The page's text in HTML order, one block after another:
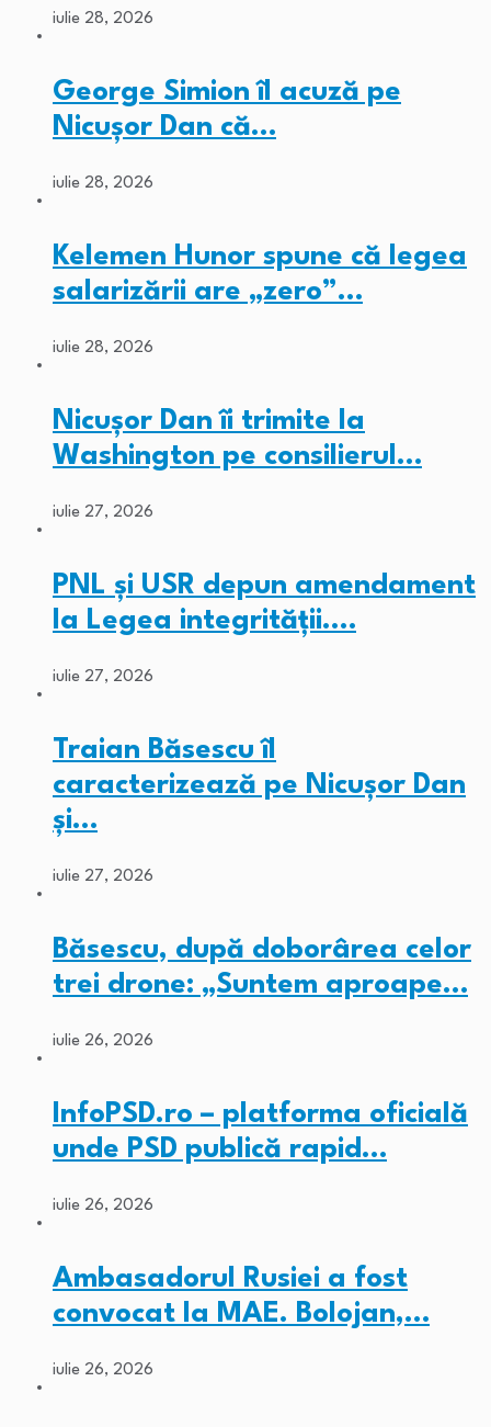
iulie 28, 2026
George Simion îl acuză pe
Nicușor Dan că…
iulie 28, 2026
Kelemen Hunor spune că legea
salarizării are „zero”…
iulie 28, 2026
Nicușor Dan îi trimite la
Washington pe consilierul…
iulie 27, 2026
PNL și USR depun amendament
la Legea integrității.…
iulie 27, 2026
Traian Băsescu îl
caracterizează pe Nicușor Dan
și…
iulie 27, 2026
Băsescu, după doborârea celor
trei drone: „Suntem aproape…
iulie 26, 2026
InfoPSD.ro – platforma oficială
unde PSD publică rapid…
iulie 26, 2026
Ambasadorul Rusiei a fost
convocat la MAE. Bolojan,…
iulie 26, 2026